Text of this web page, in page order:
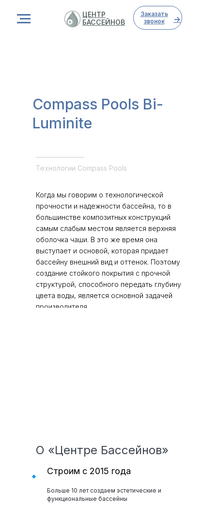
ЦЕНТР
БАССЕЙНОВ
Заказать
звонок
->
Compass Pools Bi-
Luminite
Когда мы говорим о технологической
прочности и надежности бассейна, то в
большинстве композитных конструкций
самым слабым местом является верхняя
оболочка чаши. В это же время она
выступает и основой, которая придает
бассейну внешний вид и оттенок. Поэтому
создание стойкого покрытия с прочной
структурой, способного передать глубину
цвета воды, является основной задачей
производителя.
Технологии Compass Pools
О «Центре Бассейнов»
Строим с 2015 года
Больше 10 лет создаем эстетические и
функциональные бассейны